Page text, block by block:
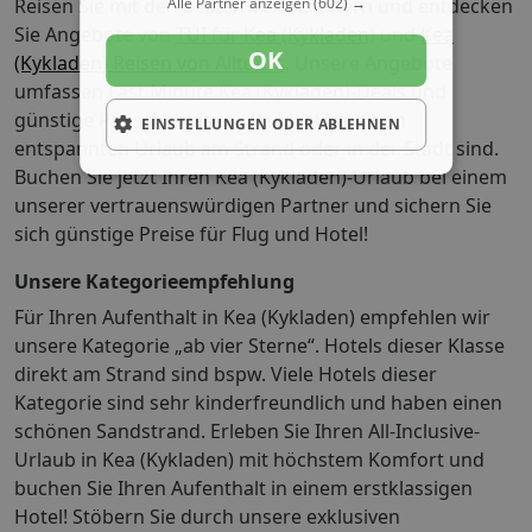
Reisen Sie mit den besten Veranstaltern und entdecken
Sie Angebote vonTUI für Kea (Kykladen)undKea
(Kykladen) Reisen von Alltours
umfassen Last Minute Kea (Kykladen)-Deals und
günstige Pauschalreisen, die ideal für einen
entspannten Urlaub am Strand oder in der Stadt sind.
Buchen Sie jetzt Ihren Kea (Kykladen)-Urlaub bei einem
unserer vertrauenswürdigen Partner und sichern Sie
sich günstige Preise für Flug und Hotel!
Unsere Kategorieempfehlung
Für Ihren Aufenthalt in Kea (Kykladen) empfehlen wir
unsere Kategorie „ab vier Sterne“. Hotels dieser Klasse
direkt am Strand sind bspw. Viele Hotels dieser
Kategorie sind sehr kinderfreundlich und haben einen
schönen Sandstrand. Erleben Sie Ihren All-Inclusive-
Urlaub in Kea (Kykladen) mit höchstem Komfort und
buchen Sie Ihren Aufenthalt in einem erstklassigen
Hotel! Stöbern Sie durch unsere exklusiven
OK
EINSTELLUNGEN ODER ABLEHNEN